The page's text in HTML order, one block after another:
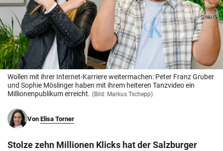
© Krone Multimedia GmbH & Co KG 2026
Muthgasse 2, 1190 Wien
Wollen mit ihrer Internet-Karriere weitermachen: Peter Franz Gruber
und Sophie Möslinger haben mit ihrem heiteren Tanzvideo ein
Millionenpublikum erreicht. (Bild: Markus Tschepp)
Von Elisa Torner
Stolze zehn Millionen Klicks hat der Salzburger